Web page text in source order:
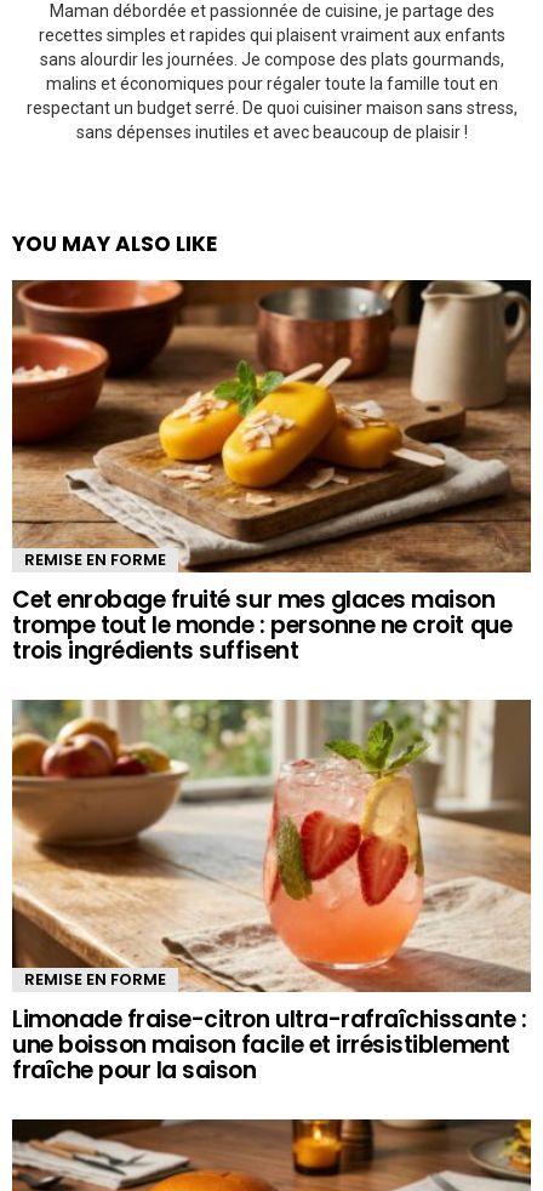
Maman débordée et passionnée de cuisine, je partage des
recettes simples et rapides qui plaisent vraiment aux enfants
sans alourdir les journées. Je compose des plats gourmands,
malins et économiques pour régaler toute la famille tout en
respectant un budget serré. De quoi cuisiner maison sans stress,
sans dépenses inutiles et avec beaucoup de plaisir !
YOU MAY ALSO LIKE
REMISE EN FORME
Cet enrobage fruité sur mes glaces maison
trompe tout le monde : personne ne croit que
trois ingrédients suffisent
REMISE EN FORME
Limonade fraise-citron ultra-rafraîchissante :
une boisson maison facile et irrésistiblement
fraîche pour la saison